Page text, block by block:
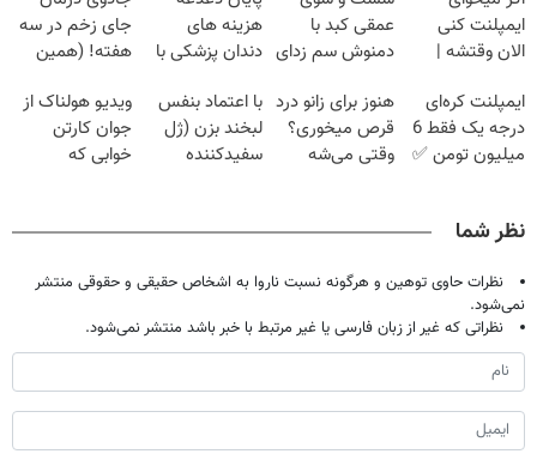
ایمپلنت کنی
الان وقتشه |
میلیون تومان!!!
عمقی کبد با
دمنوش سم زدای
هزینه های
دندان پزشکی با
خانگی
جای زخم در سه
هفته! (همین
صحبت کنید)
ایمپلنت کره‌ای
درجه یک فقط 6
میلیون تومن ✅
هنوز برای زانو درد
قرص میخوری؟
وقتی می‌شه
با اعتماد بنفس
لبخند بزن (ژل
سفیدکننده
ویدیو هولناک از
جوان کارتن
خوابی که
نظر شما
نظرات حاوی توهین و هرگونه نسبت ناروا به اشخاص حقیقی و حقوقی منتشر
نمی‌شود.
نظراتی که غیر از زبان فارسی یا غیر مرتبط با خبر باشد منتشر نمی‌شود.